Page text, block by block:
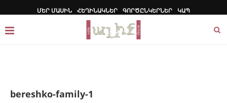
ՄԵՐ ՄԱՍԻՆ ՀԵՂԻՆԱԿՆԵՐ ԳՈՐԾԸՆԿԵՐՆԵՐ ԿԱՊ
bereshko-family-1